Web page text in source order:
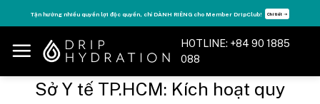
to
content
Tận hưởng nhiều quyền lợi độc quyền, chỉ DÀNH RIÊNG cho Member DripClub! Chi tiết ➝
HOTLINE: +84 90 1885
088
Sở Y tế TP.HCM: Kích hoạt quy